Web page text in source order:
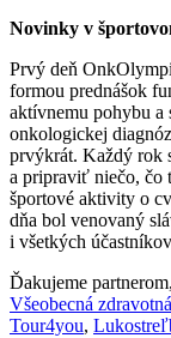
Novinky v
Prvý deň
formou prednášok
aktívnemu pohybu a
onkologickej
prvýkrát. Každý rok
a pripraviť niečo, čo
športové aktivity o
dňa bol venovaný
i všetkých
Ďakujeme
Všeobecná
Tour4you,